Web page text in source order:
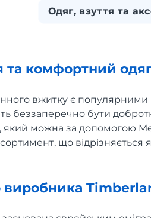
Одяг, взуття та
та комфортний
вжитку є популярними
беззаперечно бути
можна за допомогою
що відрізняється